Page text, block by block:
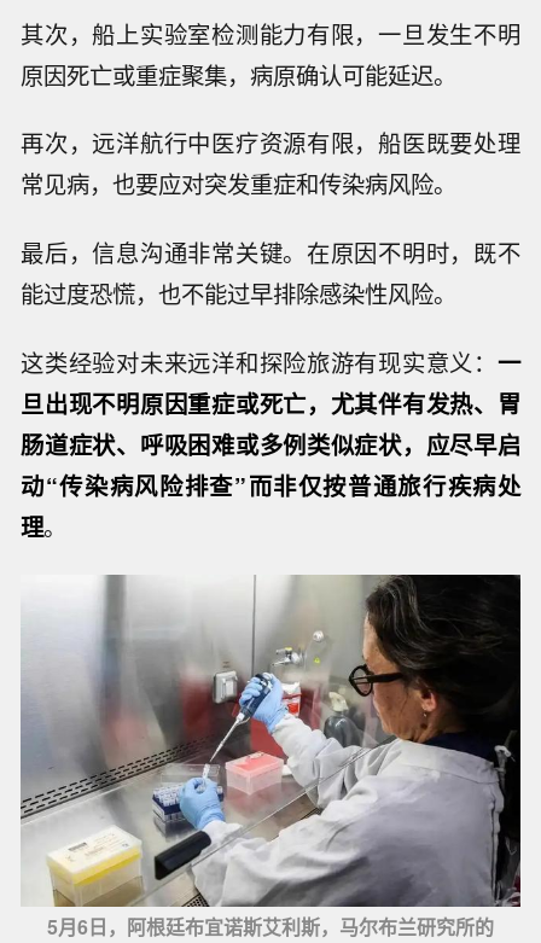
其次，船上实验室检测能力有限，一旦发生不明
原因死亡或重症聚集，病原确认可能延迟。
再次，远洋航行中医疗资源有限，船医既要处理
常见病，也要应对突发重症和传染病风险。
最后，信息沟通非常关键。在原因不明时，既不
能过度恐慌，也不能过早排除感染性风险。
这类经验对未来远洋和探险旅游有现实意义： 一
旦出现不明原因重症或死亡，尤其伴有发热、胃
肠道症状、呼吸困难或多例类似症状，应尽早启
动“传染病风险排查”而非仅按普通旅行疾病处
理。
5月6日，阿根廷布宜诺斯艾利斯，马尔布兰研究所的